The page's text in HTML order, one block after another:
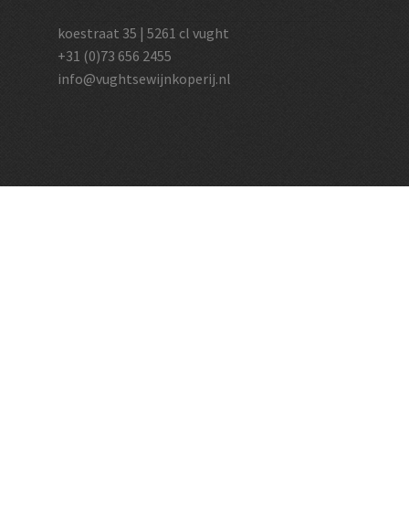
koestraat 35 | 5261 cl vught
+31 (0)73 656 2455
info@vughtsewijnkoperij.nl